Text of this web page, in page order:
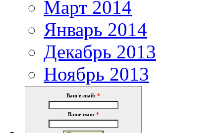
Март 2014
Январь 2014
Декабрь 2013
Ноябрь 2013
Ваш e-mail: *
Ваше имя: *